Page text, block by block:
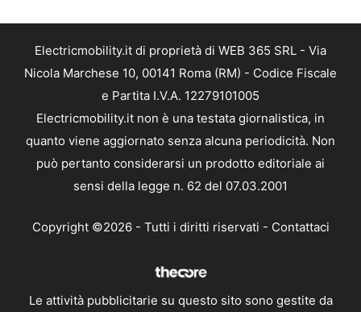
Electricmobility.it di proprietà di WEB 365 SRL - Via
Nicola Marchese 10, 00141 Roma (RM) - Codice Fiscale
e Partita I.V.A. 12279101005
Electricmobility.it non è una testata giornalistica, in
quanto viene aggiornato senza alcuna periodicità. Non
può pertanto considerarsi un prodotto editoriale ai
sensi della legge n. 62 del 07.03.2001
Copyright ©2026 - Tutti i diritti riservati - Contattaci
Le attività pubblicitarie su questo sito sono gestite da